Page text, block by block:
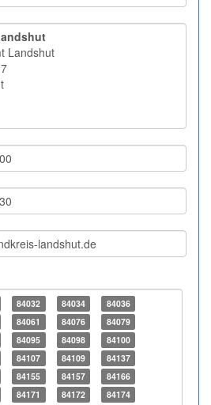
Landshut
84032 84034
84036
84061 84076
84079
84095 84098
84100
84107 84109
84137
84155 84157
84166
84171 84172 84174